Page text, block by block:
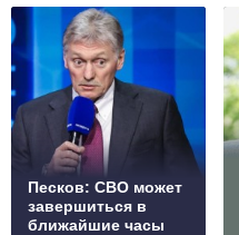
Песков: СВО может
завершиться в
ближайшие часы